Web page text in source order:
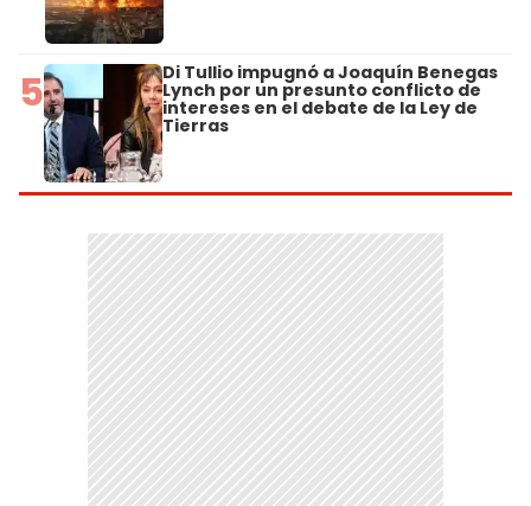
5 Di Tullio impugnó a Joaquín Benegas
Lynch por un presunto conflicto de
intereses en el debate de la Ley de
Tierras